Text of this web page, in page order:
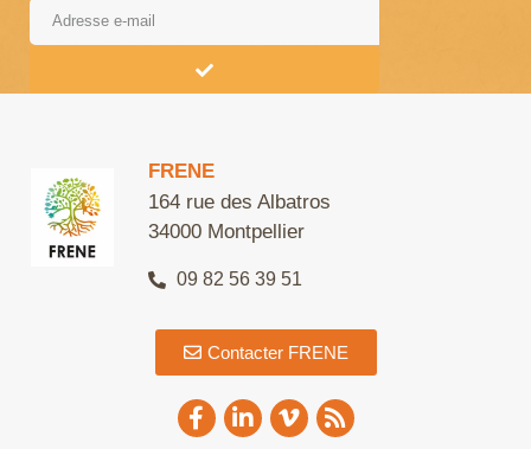
FRENE
164 rue des Albatros
34000 Montpellier
09 82 56 39 51
Contacter FRENE